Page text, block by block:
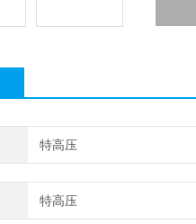
特高压
特高压